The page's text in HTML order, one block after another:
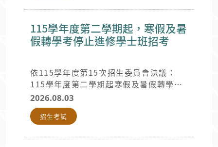
115學年度第二學期起，寒假及暑
假轉學考停止進修學士班招考
依115學年度第15次招生委員會決議：
115學年度第二學期起寒假及暑假轉學
考，停止進修學士班招考。
2026.08.03
招生考試